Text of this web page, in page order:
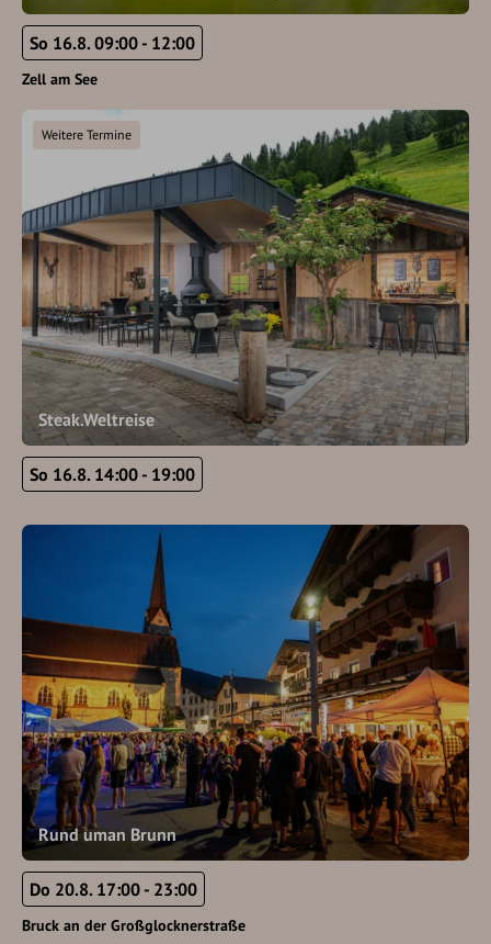
So 16.8. 09:00 - 12:00
Zell am See
Steak.Weltreise
Weitere Termine
So 16.8. 14:00 - 19:00
Rund uman Brunn
Do 20.8. 17:00 - 23:00
Bruck an der Großglocknerstraße